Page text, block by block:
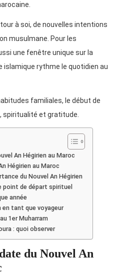
à soi, de nouvelles intentions
musulmane. Pour les
une fenêtre unique sur la
islamique rythme le quotidien au
familiales, le début de
spiritualité et gratitude.
An Hégirien au Maroc
Hégirien au Maroc
du Nouvel An Hégirien
point de départ spirituel
année
en tant que voyageur
1er Muharram
: quoi observer
du Nouvel An